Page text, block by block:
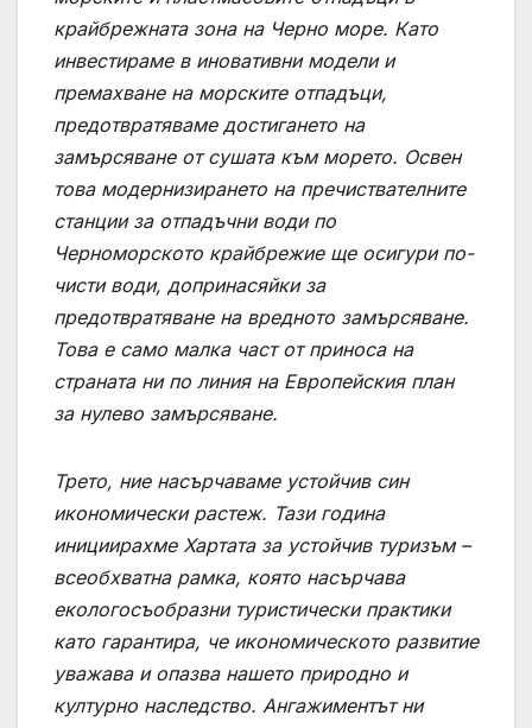
крайбрежната зона на Черно море. Като
инвестираме в иновативни модели и
премахване на морските отпадъци,
предотвратяваме достигането на
замърсяване от сушата към морето. Освен
това модернизирането на пречиствателните
станции за отпадъчни води по
Черноморското крайбрежие ще осигури по-
чисти води, допринасяйки за
предотвратяване на вредното замърсяване.
Това е само малка част от приноса на
страната ни по линия на Европейския план
за нулево замърсяване.
Трето, ние насърчаваме устойчив син
икономически растеж. Тази година
инициирахме Хартата за устойчив туризъм –
всеобхватна рамка, която насърчава
екологосъобразни туристически практики
като гарантира, че икономическото развитие
уважава и опазва нашето природно и
културно наследство. Ангажиментът ни